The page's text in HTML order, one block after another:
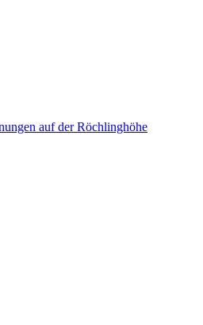
auf der Röchlinghöhe